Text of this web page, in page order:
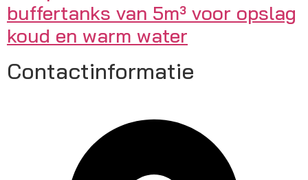
buffertanks van 5m³ voor opslag
koud en warm water
Contactinformatie